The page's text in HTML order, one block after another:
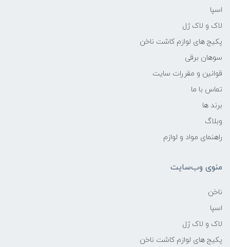
اسپا
لاک و لاک ژل
پکیج های لوازم کاشت ناخن
سوهان برقی
قوانین و مقررات سایت
تماس با ما
برند ها
وبلاگ
راهنمای مواد و لوازم
منوی وب‌سایت
ناخن
اسپا
لاک و لاک ژل
پکیج های لوازم کاشت ناخن